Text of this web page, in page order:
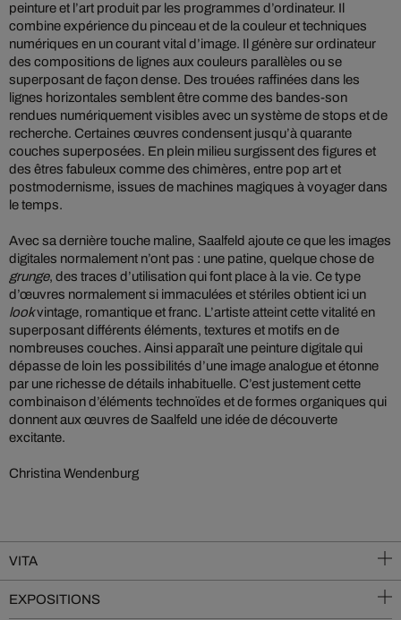
peinture et l’art produit par les programmes d’ordinateur. Il
combine expérience du pinceau et de la couleur et techniques
numériques en un courant vital d’image. Il génère sur ordinateur
des compositions de lignes aux couleurs parallèles ou se
superposant de façon dense. Des trouées raffinées dans les
lignes horizontales semblent être comme des bandes-son
rendues numériquement visibles avec un système de stops et de
recherche. Certaines œuvres condensent jusqu’à quarante
couches superposées. En plein milieu surgissent des figures et
des êtres fabuleux comme des chimères, entre pop art et
postmodernisme, issues de machines magiques à voyager dans
le temps.
Avec sa dernière touche maline, Saalfeld ajoute ce que les images
digitales normalement n’ont pas : une patine, quelque chose de
grunge, des traces d’utilisation qui font place à la vie. Ce type
d’œuvres normalement si immaculées et stériles obtient ici un
lookvintage, romantique et franc. L’artiste atteint cette vitalité en
superposant différents éléments, textures et motifs en de
nombreuses couches. Ainsi apparaît une peinture digitale qui
dépasse de loin les possibilités d’une image analogue et étonne
par une richesse de détails inhabituelle. C’est justement cette
combinaison d’éléments technoïdes et de formes organiques qui
donnent aux œuvres de Saalfeld une idée de découverte
excitante.
Christina Wendenburg
VITA
EXPOSITIONS